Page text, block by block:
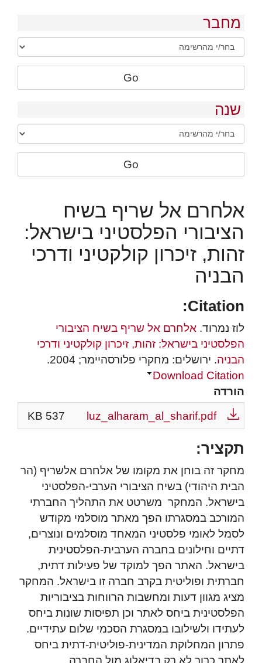
מחבר
Go
שנה
Go
אלחרם אל שריף בשיח
הציבורי הפלסטיני בישראל:
זהות, זיכרון קולקטיני ודרכי
הבניה
Citation:
לוז נמרוד. אלחרם אל שריף בשיח הציבורי
הפלסטיני בישראל: זהות, זיכרון קולקטיני ודרכי
הבניה. ירושלים: מחקרי פלורסהיימר; 2004.
Download Citation
הורדה
luz_alharam_al_sharif.pdf
537 KB
תקציר:
מחקר זה בוחן את מקומו של אלחרם אלשריף (הר
הבית היהודי) בשיח הציבורי הערבי-הפלסטיני
בישראל. המחקר משרטט את התהליך החברתי
המורכב במסגרתו הפך מאתר מוסלמי מקודש
לסמל לאומי פלסטיני המאחד מוסלמים ונוצרים,
דתיים וחילונים בחברה הערבית-הפלסטינית
בישראל. האתר הפך למוקד של פעילות דתית,
חברתית ופוליטית בקרב חברה זו בישראל. המחקר
מציג מגוון דעות ומחשבות הרווחות בציבוריות
הפלסטינית ביחס לאתר וכן תפיסות שונות ביחס
לעתידו ולשילובו במסגרת הסכמי שלום עתידיים.
פתרון המחלוקת המדינית-פוליטית-דתית ביחס
לאתר כרוך לא רק בדיאלוג מול החברה